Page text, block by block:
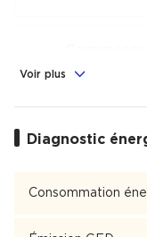
Voir plus
Diagnostic
Consommation